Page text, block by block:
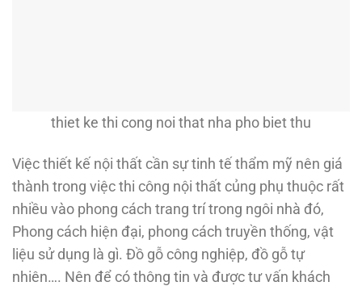
thiet ke thi cong noi that nha pho biet thu
Việc thiết kế nội thất cần sự tinh tế thẩm mỹ nên giá
thành trong việc thi công nội thất củng phụ thuộc rất
nhiều vào phong cách trang trí trong ngôi nhà đó,
Phong cách hiện đại, phong cách truyền thống, vật
liệu sử dụng là gì. Đồ gỗ công nghiệp, đồ gỗ tự
nhiên…. Nên để có thông tin và được tư vấn khách